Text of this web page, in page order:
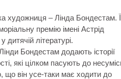
художниця – Лінда Бондестам.
премію імені Астрід
літературі.
Бондестам додають історії
які цілком пасують до
що він усе-таки має ходити до